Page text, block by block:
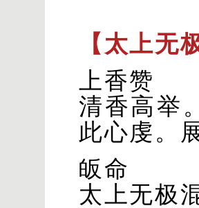
【太上无
上香赞
清香高举
此心虔。
皈命
太上无极